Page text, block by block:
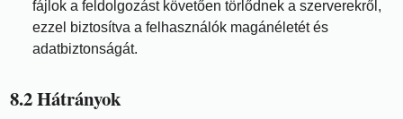
fájlok a feldolgozást követően törlődnek a szerverekről,
ezzel biztosítva a felhasználók magánéletét és
adatbiztonságát.
8.2 Hátrányok